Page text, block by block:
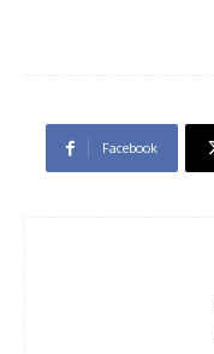
Facebook